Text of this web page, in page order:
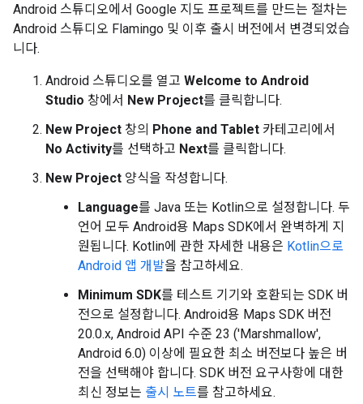
Android 스튜디오에서 Google 지도 프로젝트를 만드는 절차는
Android 스튜디오 Flamingo 및 이후 출시 버전에서 변경되었습
니다.
Android 스튜디오를 열고 Welcome to Android
Studio 창에서 New Project를 클릭합니다.
New Project 창의 Phone and Tablet 카테고리에서
No Activity를 선택하고 Next를 클릭합니다.
New Project 양식을 작성합니다.
Language를 Java 또는 Kotlin으로 설정합니다. 두
언어 모두 Android용 Maps SDK에서 완벽하게 지
원됩니다. Kotlin에 관한 자세한 내용은 Kotlin으로
Android 앱 개발을 참고하세요.
Minimum SDK를 테스트 기기와 호환되는 SDK 버
전으로 설정합니다. Android용 Maps SDK 버전
20.0.x, Android API 수준 23 ('Marshmallow',
Android 6.0) 이상에 필요한 최소 버전보다 높은 버
전을 선택해야 합니다. SDK 버전 요구사항에 대한
최신 정보는 출시 노트를 참고하세요.